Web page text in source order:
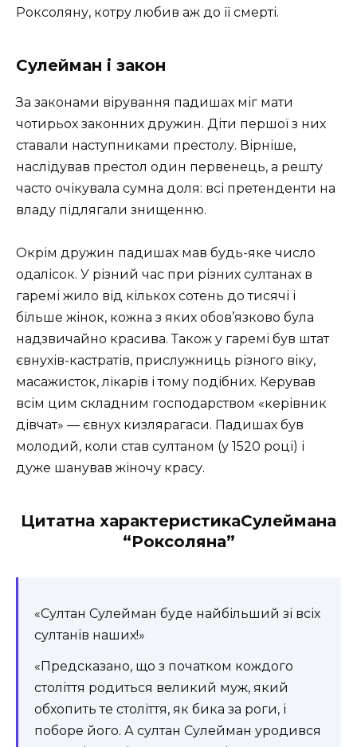
Роксоляну, котру любив аж до її смерті.
Сулейман і закон
За законами вірування падишах міг мати
чотирьох законних дружин. Діти першої з них
ставали наступниками престолу. Вірніше,
наслідував престол один первенець, а решту
часто очікувала сумна доля: всі претенденти на
владу підлягали знищенню.
Окрім дружин падишах мав будь-яке число
одалісок. У різний час при різних султанах в
гаремі жило від кількох сотень до тисячі і
більше жінок, кожна з яких обов’язково була
надзвичайно красива. Також у гаремі був штат
євнухів-кастратів, прислужниць різного віку,
масажисток, лікарів і тому подібних. Керував
всім цим складним господарством «керівник
дівчат» — євнух кизлярагаси. Падишах був
молодий, коли став султаном (у 1520 році) і
дуже шанував жіночу красу.
Цитатна характеристикаСулеймана
“Роксоляна”
«Султан Сулейман буде найбільший зі всіх
султанів наших!»
«Предсказано, що з початком кождого
століття родиться великий муж, який
обхопить те століття, як бика за роги, і
поборе його. А султан Сулейман уродився